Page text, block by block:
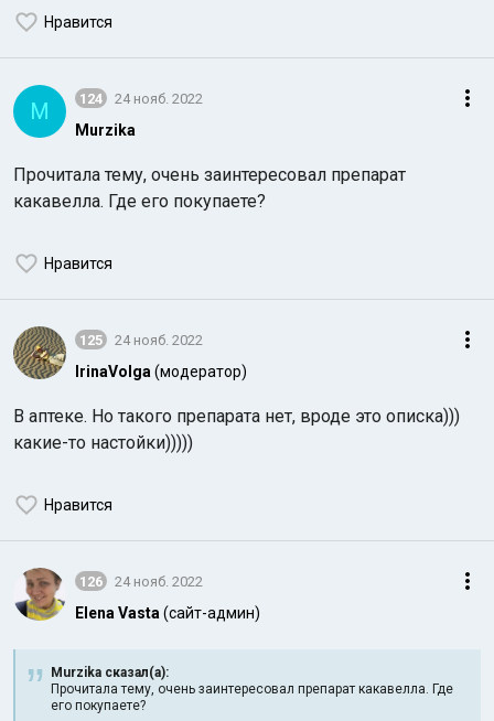
Нравится
M 124 24 нояб. 2022
Murzika
Прочитала тему, очень заинтересовал препарат
какавелла. Где его покупаете?
Нравится
125 24 нояб. 2022
IrinaVolga (модератор)
В аптеке. Но такого препарата нет, вроде это описка)))
какие-то настойки)))))
Нравится
126 24 нояб. 2022
Elena Vasta (сайт-админ)
Murzika сказал(а):
Прочитала тему, очень заинтересовал препарат какавелла. Где
его покупаете?